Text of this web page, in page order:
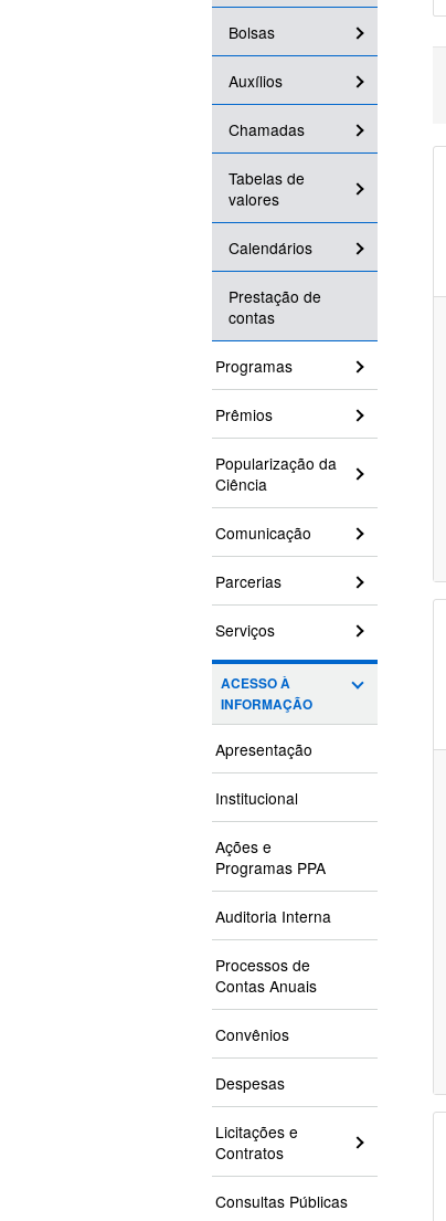
Bolsas
Auxílios
Chamadas
Tabelas de
valores
Calendários
Prestação de
contas
Programas
Prêmios
Popularização da
Ciência
Comunicação
Parcerias
Serviços
ACESSO À
INFORMAÇÃO
Apresentação
Institucional
Ações e
Programas PPA
Auditoria Interna
Processos de
Contas Anuais
Convênios
Despesas
Licitações e
Contratos
Consultas Públicas